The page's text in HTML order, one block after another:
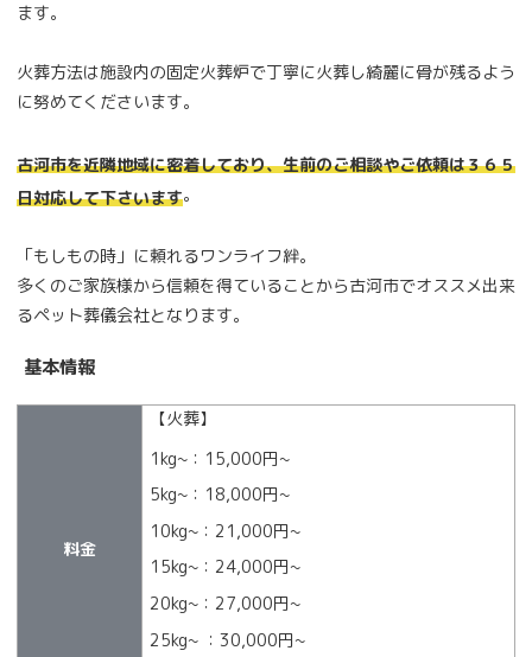
ます。
火葬方法は施設内の固定火葬炉で丁寧に火葬し綺麗に骨が残るよう
に努めてくださいます。
古河市を近隣地域に密着しており、生前のご相談やご依頼は３６５
日対応して下さいます。
「もしもの時」に頼れるワンライフ絆。
多くのご家族様から信頼を得ていることから古河市でオススメ出来
るペット葬儀会社となります。
基本情報
料金
【火葬】
1kg~：15,000円~
5kg~：18,000円~
10kg~：21,000円~
15kg~：24,000円~
20kg~：27,000円~
25kg~ ：30,000円~